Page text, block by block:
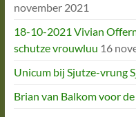
november 2021
18-10-2021 Vivian
schutze vrouwluu 16
Unicum bij Sjutze-vrung
Brian van Balkom voor